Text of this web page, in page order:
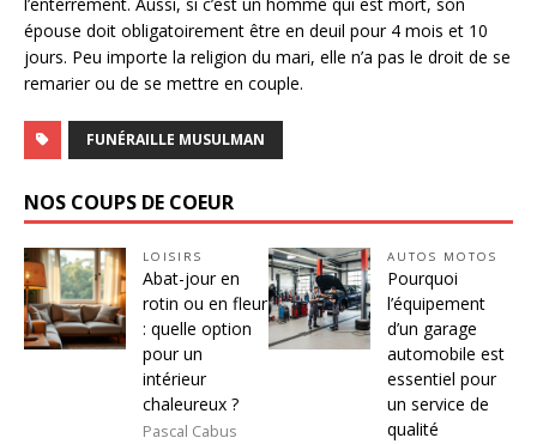
épouse doit obligatoirement être en deuil pour 4 mois et 10
jours. Peu importe la religion du mari, elle n’a pas le droit de se
remarier ou de se mettre en couple.
FUNÉRAILLE MUSULMAN
NOS COUPS DE COEUR
LOISIRS
Abat-jour en
rotin ou en fleur
: quelle option
pour un
intérieur
chaleureux ?
Pascal Cabus
AUTOS MOTOS
Pourquoi
l’équipement
d’un garage
automobile est
essentiel pour
un service de
qualité